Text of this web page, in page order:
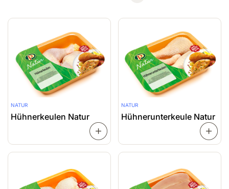
NATUR
Hühnerkeulen Natur
NATUR
Hühnerunterkeule Natur